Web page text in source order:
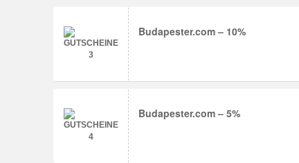
Budapester.com – 10%
Budapester.com – 5%